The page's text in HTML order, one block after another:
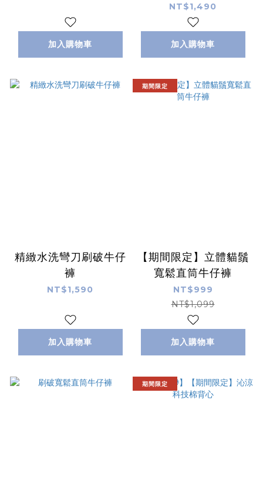
加入購物車
NT$1,490
加入購物車
精緻水洗彎刀刷破牛仔
褲
NT$1,590
加入購物車
期間限定
【期間限定】立體貓鬚
寬鬆直筒牛仔褲
NT$999
NT$1,099
加入購物車
期間限定